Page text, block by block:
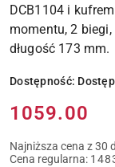
DCB1104 i
momentu, 2
długość 173 mm.
Dostępność:
Cena:
1059.00
Najniższa cena z 30
Cena regularna: